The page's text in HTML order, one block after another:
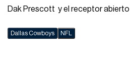
Dak Prescott y el receptor
Dallas Cowboys NFL